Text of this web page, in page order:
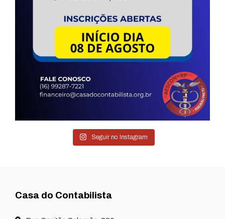
Seguir no Instagram
Casa do Contabilista